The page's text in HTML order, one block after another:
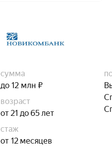
сумма
до 12 млн ₽
возраст
от 21 до 65 лет
стаж
от 12 месяцев